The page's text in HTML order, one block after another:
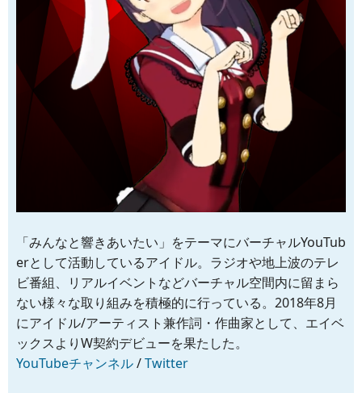
「みんなと響きあいたい」をテーマにバーチャルYouTub
erとして活動しているアイドル。ラジオや地上波のテレ
ビ番組、リアルイベントなどバーチャル空間内に留まら
ない様々な取り組みを積極的に行っている。2018年8月
にアイドル/アーティスト兼作詞・作曲家として、エイベ
ックスよりW契約デビューを果たした。
YouTubeチャンネル/Twitter